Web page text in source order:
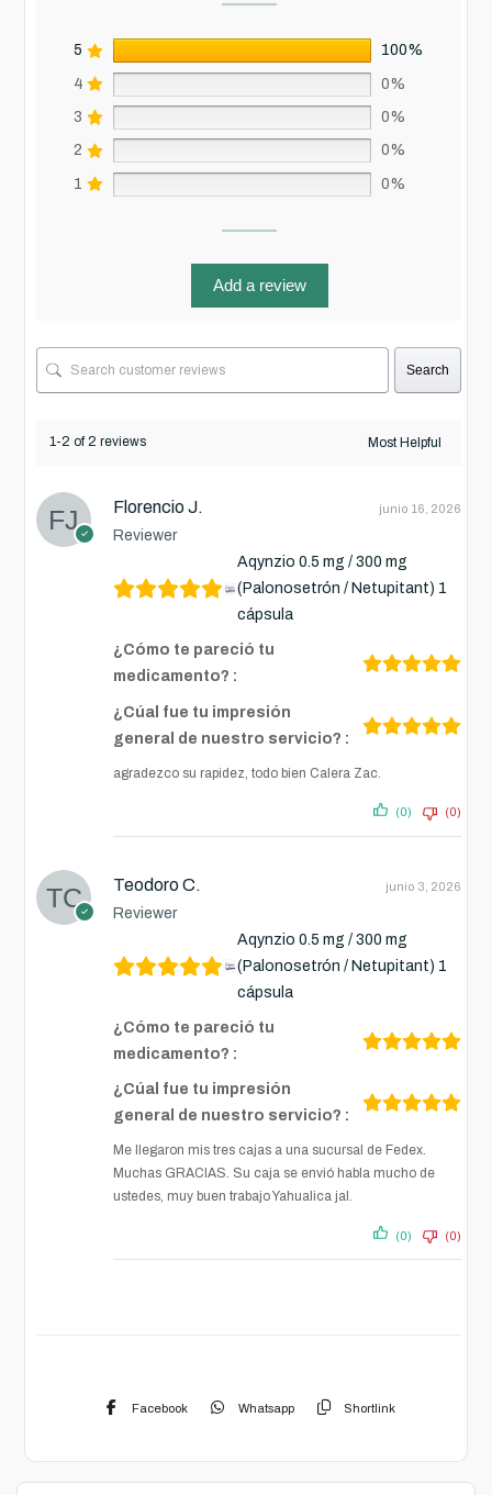
5 100%
4 0%
3 0%
2 0%
1 0%
Add a review
Search
1-2 of 2 reviews
Florencio J.
Reviewer
junio 16, 2026
Aqynzio 0.5 mg / 300 mg
(Palonosetrón / Netupitant) 1
cápsula
¿Cómo te pareció tu
medicamento? :
¿Cúal fue tu impresión
general de nuestro servicio? :
agradezco su rapidez, todo bien Calera Zac.
(0) (0)
Teodoro C.
Reviewer
junio 3, 2026
Aqynzio 0.5 mg / 300 mg
(Palonosetrón / Netupitant) 1
cápsula
¿Cómo te pareció tu
medicamento? :
¿Cúal fue tu impresión
general de nuestro servicio? :
Me llegaron mis tres cajas a una sucursal de Fedex.
Muchas GRACIAS. Su caja se envió habla mucho de
ustedes, muy buen trabajo Yahualica jal.
(0) (0)
Facebook Whatsapp Shortlink